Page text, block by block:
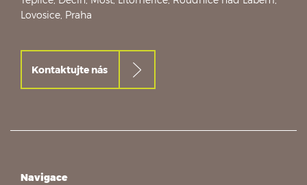
Lovosice, Praha
Kontaktujte nás
Navigace